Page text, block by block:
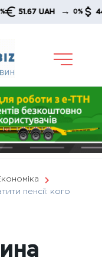
UAH → 0% 44.76
пенсії: кого